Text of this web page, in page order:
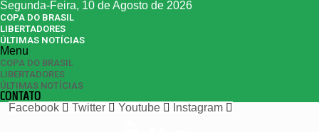
Segunda-Feira, 10 de Agosto de 2026
COPA DO BRASIL
LIBERTADORES
ÚLTIMAS NOTÍCIAS
Menu
COPA DO BRASIL
LIBERTADORES
ÚLTIMAS NOTÍCIAS
CONTATO
Facebook
Twitter Youtube Instagram